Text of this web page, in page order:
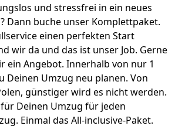
und stressfrei in ein neues
Dann buche unser Komplettpaket.
einen perfekten Start
wir da und das ist unser Job. Gerne
ein Angebot. Innerhalb von nur 1
Deinen Umzug neu planen. Von
, günstiger wird es nicht werden.
für Deinen Umzug für jeden
Einmal das All-inclusive-Paket.